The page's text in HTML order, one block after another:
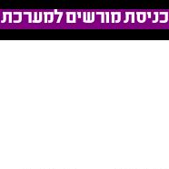
כניסת מורשים למערכת